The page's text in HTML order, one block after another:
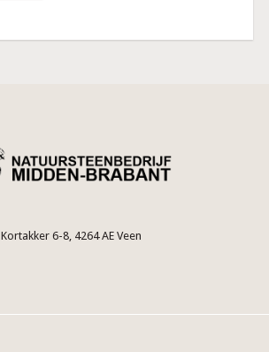
Kortakker 6-8, 4264 AE Veen